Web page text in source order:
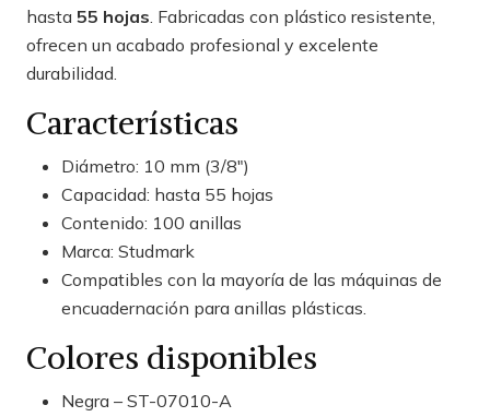
hasta 55 hojas . Fabricadas con plástico resistente,
ofrecen un acabado profesional y excelente
durabilidad.
Características
Diámetro: 10 mm (3/8")
Capacidad: hasta 55 hojas
Contenido: 100 anillas
Marca: Studmark
Compatibles con la mayoría de las máquinas de
encuadernación para anillas plásticas.
Colores disponibles
Negra – ST-07010-A